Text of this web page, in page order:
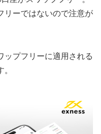
リーではないので注意が
ップフリーに適用される